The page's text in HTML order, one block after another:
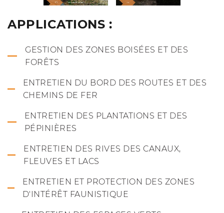
APPLICATIONS :
GESTION DES ZONES BOISÉES ET DES
FORÊTS
ENTRETIEN DU BORD DES ROUTES ET DES
CHEMINS DE FER
ENTRETIEN DES PLANTATIONS ET DES
PÉPINIÈRES
ENTRETIEN DES RIVES DES CANAUX,
FLEUVES ET LACS
ENTRETIEN ET PROTECTION DES ZONES
D'INTÉRÊT FAUNISTIQUE